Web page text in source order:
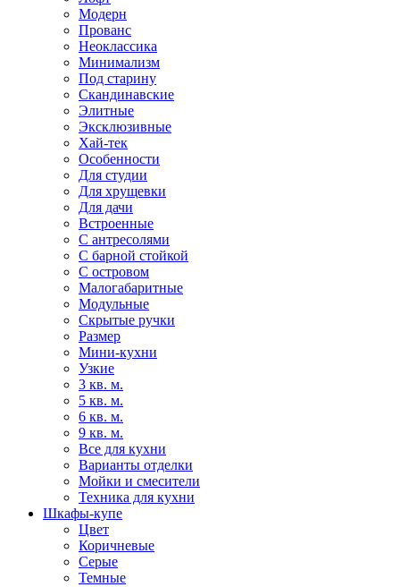
Модерн
Прованс
Неоклассика
Минимализм
Под старину
Скандинавские
Элитные
Эксклюзивные
Хай-тек
Особенности
Для студии
Для хрущевки
Для дачи
Встроенные
С антресолями
С барной стойкой
С островом
Малогабаритные
Модульные
Скрытые ручки
Размер
Мини-кухни
Узкие
3 кв. м.
5 кв. м.
6 кв. м.
9 кв. м.
Все для кухни
Варианты отделки
Мойки и смесители
Техника для кухни
Шкафы-купе
Цвет
Коричневые
Серые
Темные